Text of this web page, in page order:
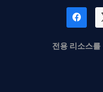
전용 리소스